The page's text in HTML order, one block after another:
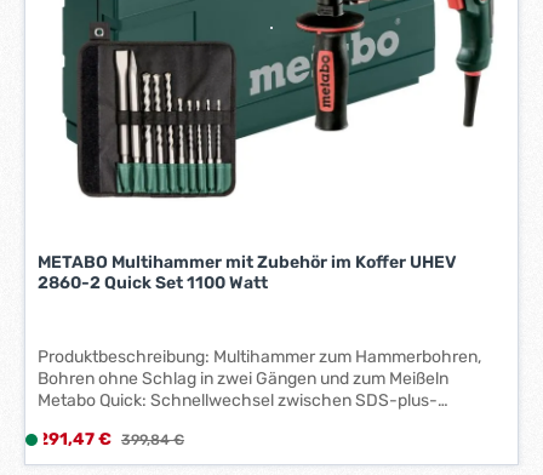
a
g
*
METABO Multihammer mit Zubehör im Koffer UHEV
2860-2 Quick Set 1100 Watt
Produktbeschreibung: Multihammer zum Hammerbohren,
Bohren ohne Schlag in zwei Gängen und zum Meißeln
Metabo Quick: Schnellwechsel zwischen SDS-plus-
Holz und Metall Vario-Tacho-Constamatic (VTC)-
Vollwellenelektronik zum Arbeiten mit materialgerechten
Verkaufspreis:
L
i
291,47 € Regulärer Preis:
399,84 €